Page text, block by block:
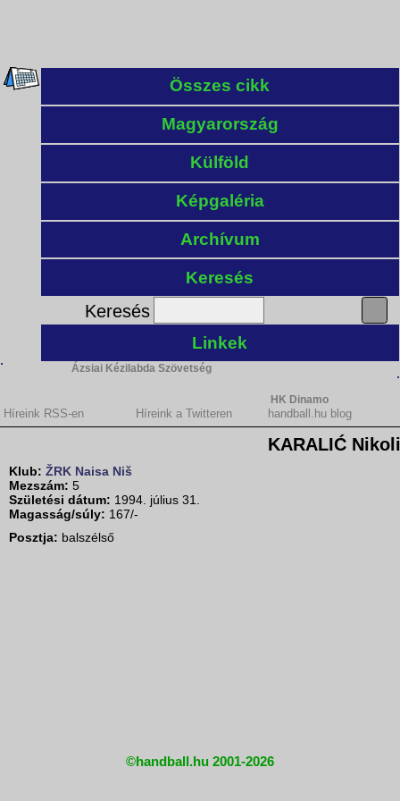
Összes cikk
Magyarország
Külföld
Képgaléria
Archívum
Keresés
Keresés
Linkek
Ázsiai Kézilabda Szövetség
HK Dinamo
Híreink RSS-en Híreink a Twitteren handball.hu blog
KARALIĆ
Klub: ŽRK Naisa Niš
Mezszám: 5
Születési dátum: 1994. július 31.
Magasság/súly: 167/-
Posztja: balszélső
©handball.hu 2001-2026